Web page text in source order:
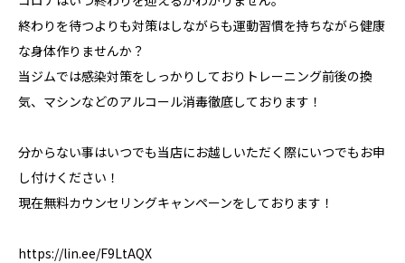
終わりを待つよりも対策はしながらも運動習慣を持ちながら健康
な身体作りませんか？
当ジムでは感染対策をしっかりしておりトレーニング前後の換
気、マシンなどのアルコール消毒徹底しております！
分からない事はいつでも当店にお越しいただく際にいつでもお申
し付けください！
現在無料カウンセリングキャンペーンをしております！
https://lin.ee/F9LtAQX